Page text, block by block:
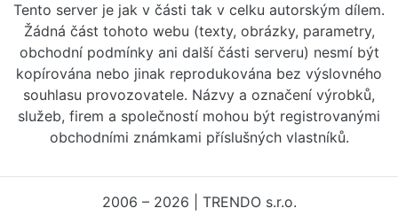
Tento server je jak v části tak v celku autorským dílem.
Žádná část tohoto webu (texty, obrázky, parametry,
obchodní podmínky ani další části serveru) nesmí být
kopírována nebo jinak reprodukována bez výslovného
souhlasu provozovatele. Názvy a označení výrobků,
služeb, firem a společností mohou být registrovanými
obchodními známkami příslušných vlastníků.
2006 – 2026 | TRENDO s.r.o.